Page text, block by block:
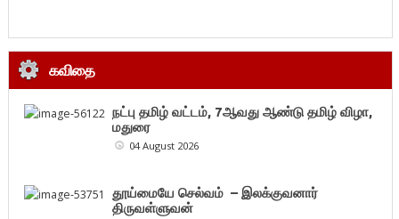
கவிதை
நட்பு தமிழ் வட்டம், 7ஆவது ஆண்டு தமிழ் விழா,
மதுரை
04 August 2026
தூய்மையே செல்வம் – இலக்குவனார்
திருவள்ளுவன்